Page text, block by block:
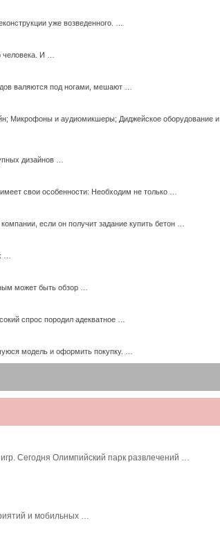
уже возведенного. …
человека. И …
валяются под ногами, мешают …
Микрофоны и аудиомикшеры; Диджейское оборудование и
дизайнов …
свои особенности: Необходим не только …
если он получит задание купить бетон …
…
может быть обзор …
спрос породил адекватное …
модель и оформить покупку. …
Сегодня Олимпийский парк развлечений …
и мобильных …